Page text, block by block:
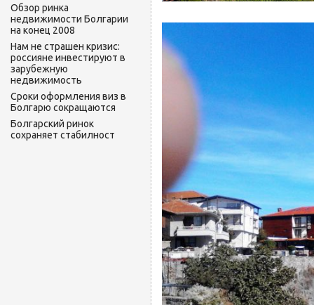
Обзор ринка
недвижимости Болгарии
на конец 2008
Нам не страшен кризис:
россияне инвестируют в
зарубежную
недвижимость
Сроки оформления виз в
Болгарю сокращаются
Болгарский ринок
сохраняет стабилност